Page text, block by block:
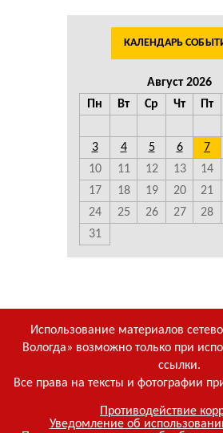
КАЛЕНДАРЬ
Август 2026
Пн
Вт Ср Чт Пт
3
4 5 6 7
10
11 12 13 14
17
18 19 20 21
24
25 26 27 28
31
Использование материалов
Вологда» возможно только при
ссылки.
Все права на тексты и фотографии
Противодействие
Уведомление об